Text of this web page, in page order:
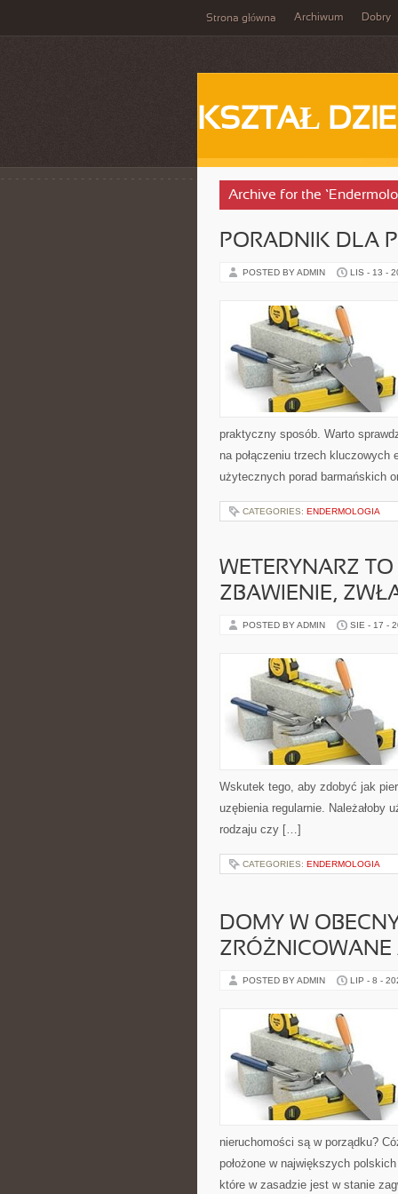
Strona główna Archiwum Dobry
KSZTAŁ
Archive for the
PORADNIK DLA
POSTED BY ADMIN LIS - 13 -
praktyczny sposób. Warto
na połączeniu trzech kluczowych
użytecznych porad barmańskich
CATEGORIES: ENDERMOLOGIA
WETERYNARZ
ZBAWIENIE,
POSTED BY ADMIN SIE - 17 -
Wskutek tego, aby zdobyć jak
uzębienia regularnie. Należałoby
rodzaju czy […]
CATEGORIES: ENDERMOLOGIA
DOMY W
ZRÓŻNICOWANE
POSTED BY ADMIN LIP - 8 -
nieruchomości są w porządku?
położone w największych
które w zasadzie jest w stanie